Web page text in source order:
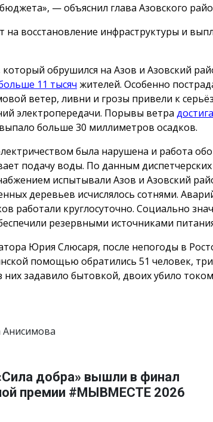
— объяснил глава Азовского
на восстановление инфраструктуры и
обрушился на Азов и Азовский
11 тысяч жителей. Особенно
ветер, ливни и грозы привели к
электропередачи. Порывы ветра
больше 30 миллиметров осадков.
была нарушена и работа
подачу воды. По данным диспетчерских
испытывали Азов и Азовский
деревьев исчислялось сотнями.
работали круглосуточно. Социально
резервными источниками
Юрия Слюсаря, после непогоды в
помощью обратились 51 человек,
них задавило бытовкой, двоих убило
Анисимова
добра» вышли в финал
премии #МЫВМЕСТЕ 2026